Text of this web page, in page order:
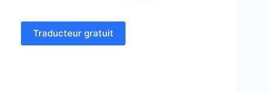
Traducteur gratuit